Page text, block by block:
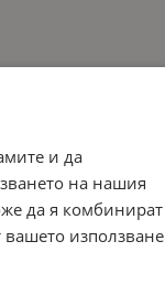
и да
на нашия
да я комбинират
вашето използване